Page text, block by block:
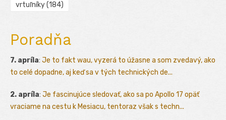
vrtuľníky(184)
Poradňa
7. apríla: Je to fakt wau, vyzerá to úžasne a som zvedavý, ako
to celé dopadne, aj keď sa v tých technických de...
2. apríla: Je fascinujúce sledovať, ako sa po Apollo 17 opäť
vraciame na cestu k Mesiacu, tentoraz však s techn...